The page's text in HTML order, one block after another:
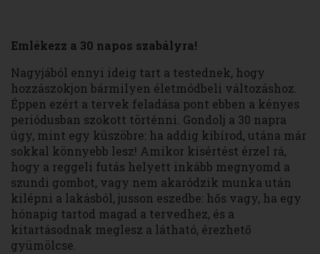
Emlékezz a 30 napos szabályra!
Nagyjából ennyi ideig tart a testednek, hogy
hozzászokjon bármilyen életmódbeli változáshoz.
Éppen ezért a tervek feladása pont ebben a kényes
periódusban szokott történni. Gondolj a 30 napra
úgy, mint egy küszöbre: ha addig kibírod, utána már
sokkal könnyebb lesz! Amikor kísértést érzel rá,
hogy a reggeli futás helyett inkább megnyomd a
szundi gombot, vagy nem akaródzik munka után
kilépni a lakásból, jusson eszedbe: hős vagy, ha egy
hónapig tartod magad a tervedhez, és a
kitartásodnak meglesz a látható, érezhető
gyümölcse.